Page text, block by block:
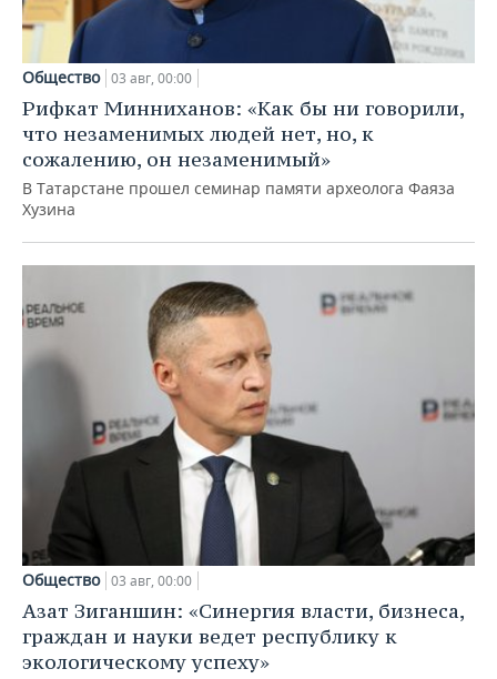
Общество 03 авг, 00:00
Рифкат Минниханов: «Как бы ни говорили,
что незаменимых людей нет, но, к
сожалению, он незаменимый»
В Татарстане прошел семинар памяти археолога Фаяза
Хузина
Общество 03 авг, 00:00
Азат Зиганшин: «Синергия власти, бизнеса,
граждан и науки ведет республику к
экологическому успеху»